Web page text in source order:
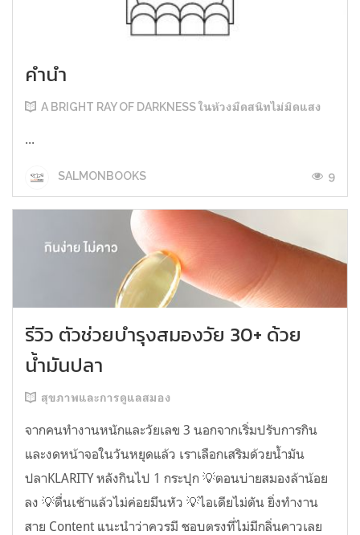
คำนำ
A BRIGHT RAY OF DARKNESS ในห้วงมืดสนิทไม่มิดแสง
...
SALMONBOOKS 9
รีวิว ตัวช่วยบำรุงสมองวัย 30+ ด้วย
น้ำมันปลา
สุขภาพและการดูแลสมอง
จากคนทำงานหนักและวัยเลข 3 นอกจากเริ่มปรับการกิน
และงดหน้าจอในวันหยุดแล้ว เราเลือกเสริมด้วยน้ำมัน
ปลาKLARITY หลังกินไป 1 กระปุก 💡ตอนบ่ายสมองล้าน้อย
ลง 💡ตื่นเช้าแล้วไม่ค่อยมึนหัว 💡ไอเดียไม่ตัน ยิ่งทำงาน
สาย Content แนะนำว่าควรมี ชอบตรงที่ไม่มีกลิ่นคาวเลย